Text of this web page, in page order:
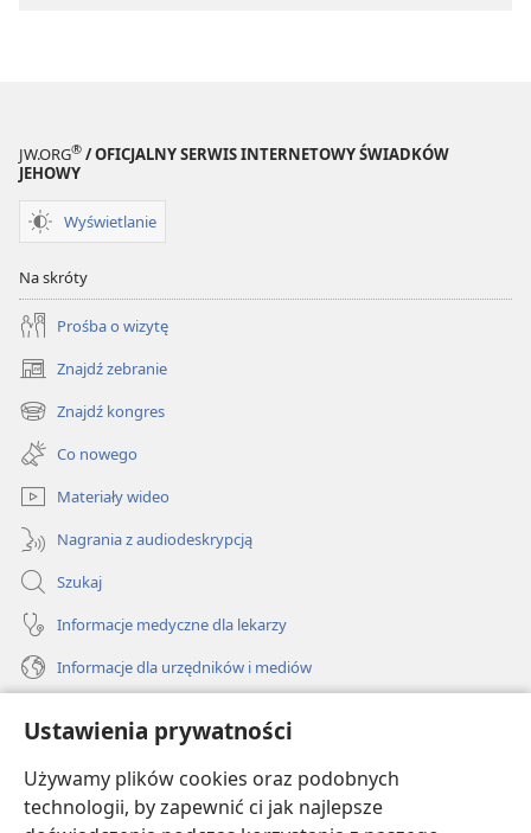
Ustawienia prywatności
Używamy plików cookies oraz podobnych
technologii, by zapewnić ci jak najlepsze
JW.ORG® / OFICJALNY SERWIS INTERNETOWY ŚWIADKÓW
JEHOWY
Wyświetlanie
Na skróty
Prośba o wizytę
Znajdź zebranie
(opens
new
window)
Znajdź kongres
(opens
new
window)
Co nowego
Materiały wideo
Nagrania z audiodeskrypcją
Szukaj
Informacje medyczne dla lekarzy
Informacje dla urzędników i mediów
Darowizny
(opens
new
window)